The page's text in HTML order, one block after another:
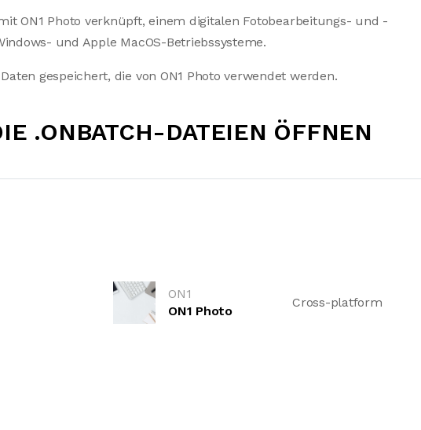
ON1 Photo verknüpft, einem digitalen Fotobearbeitungs- und -
und Apple MacOS-Betriebssysteme.
gespeichert, die von ON1 Photo verwendet werden.
.ONBATCH-DATEIEN ÖFFNEN
ON1
ON1 Photo
Cross-platform